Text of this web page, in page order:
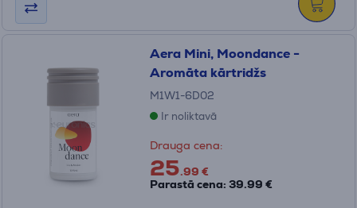
Aera Mini, Moondance -
Aromāta kārtridžs
M1W1-6D02
Ir noliktavā
Drauga cena:
25.99 €
Parastā cena: 39.99 €